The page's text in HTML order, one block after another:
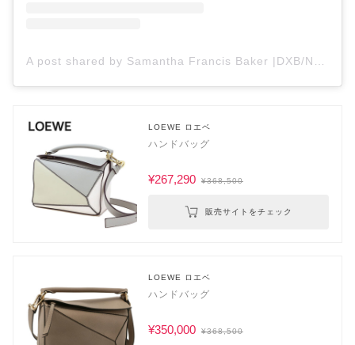
LOEWE ロエベ
ハンドバッグ
¥267,290 ¥368,500
販売サイトをチェック
LOEWE ロエベ
ハンドバッグ
¥350,000 ¥368,500